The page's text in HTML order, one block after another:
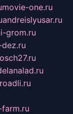
movie-one.ru
andreislyusar.ru
grom.ru
roadli.ru